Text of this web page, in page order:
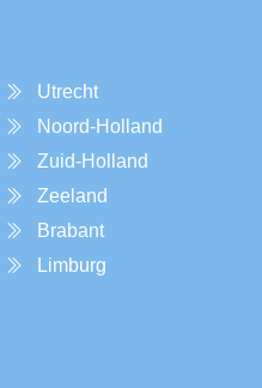
Utrecht
Noord-Holland
Zuid-Holland
Zeeland
Brabant
Limburg